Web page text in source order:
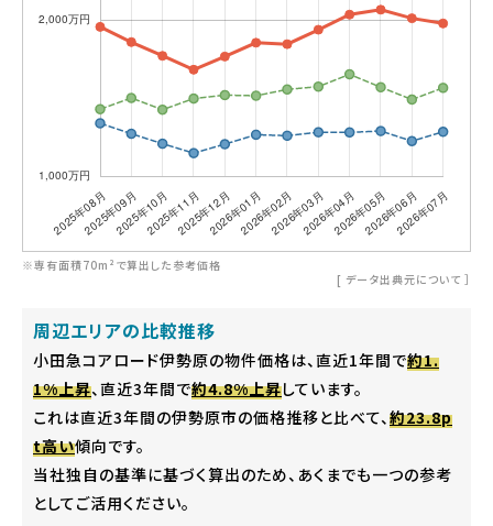
※専有面積70m²で算出した参考価格
[ データ出典元について ］
周辺エリアの比較推移
小田急コアロード伊勢原の物件価格は、直近1年間で約1.
1%上昇、直近3年間で約4.8%上昇しています。
これは直近3年間の伊勢原市の価格推移と比べて、 約23.8p
t高い傾向です。
当社独自の基準に基づく算出のため、あくまでも一つの参考
としてご活用ください。